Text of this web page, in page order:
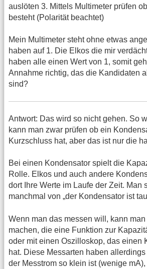
auslöten 3. Mittels Multimeter prüfen
besteht (Polarität beachtet)
Mein Multimeter steht ohne etwas
haben auf 1. Die Elkos die mir
haben alle einen Wert von 1, somit
Annahme richtig, das die Kandidaten
sind?
Antwort: Das wird so nicht gehen. So
kann man zwar prüfen ob ein
Kurzschluss hat, aber das ist nur die
Bei einen Kondensator spielt die
Rolle. Elkos und auch andere
dort Ihre Werte im Laufe der Zeit. Man
manchmal von „der Kondensator ist
Wenn man das messen will, kann
machen, die eine Funktion zur
oder mit einen Oszilloskop, das einen
hat. Diese Messarten haben
der Messtrom so klein ist (wenige